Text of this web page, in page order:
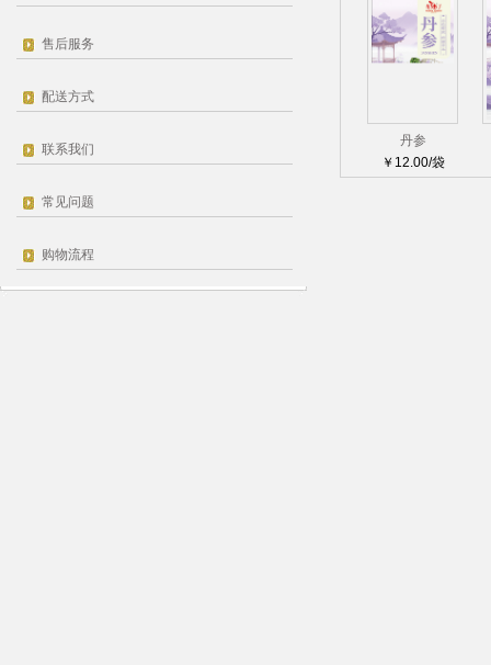
售后服务
配送方式
联系我们
常见问题
购物流程
丹参
￥12.00/袋